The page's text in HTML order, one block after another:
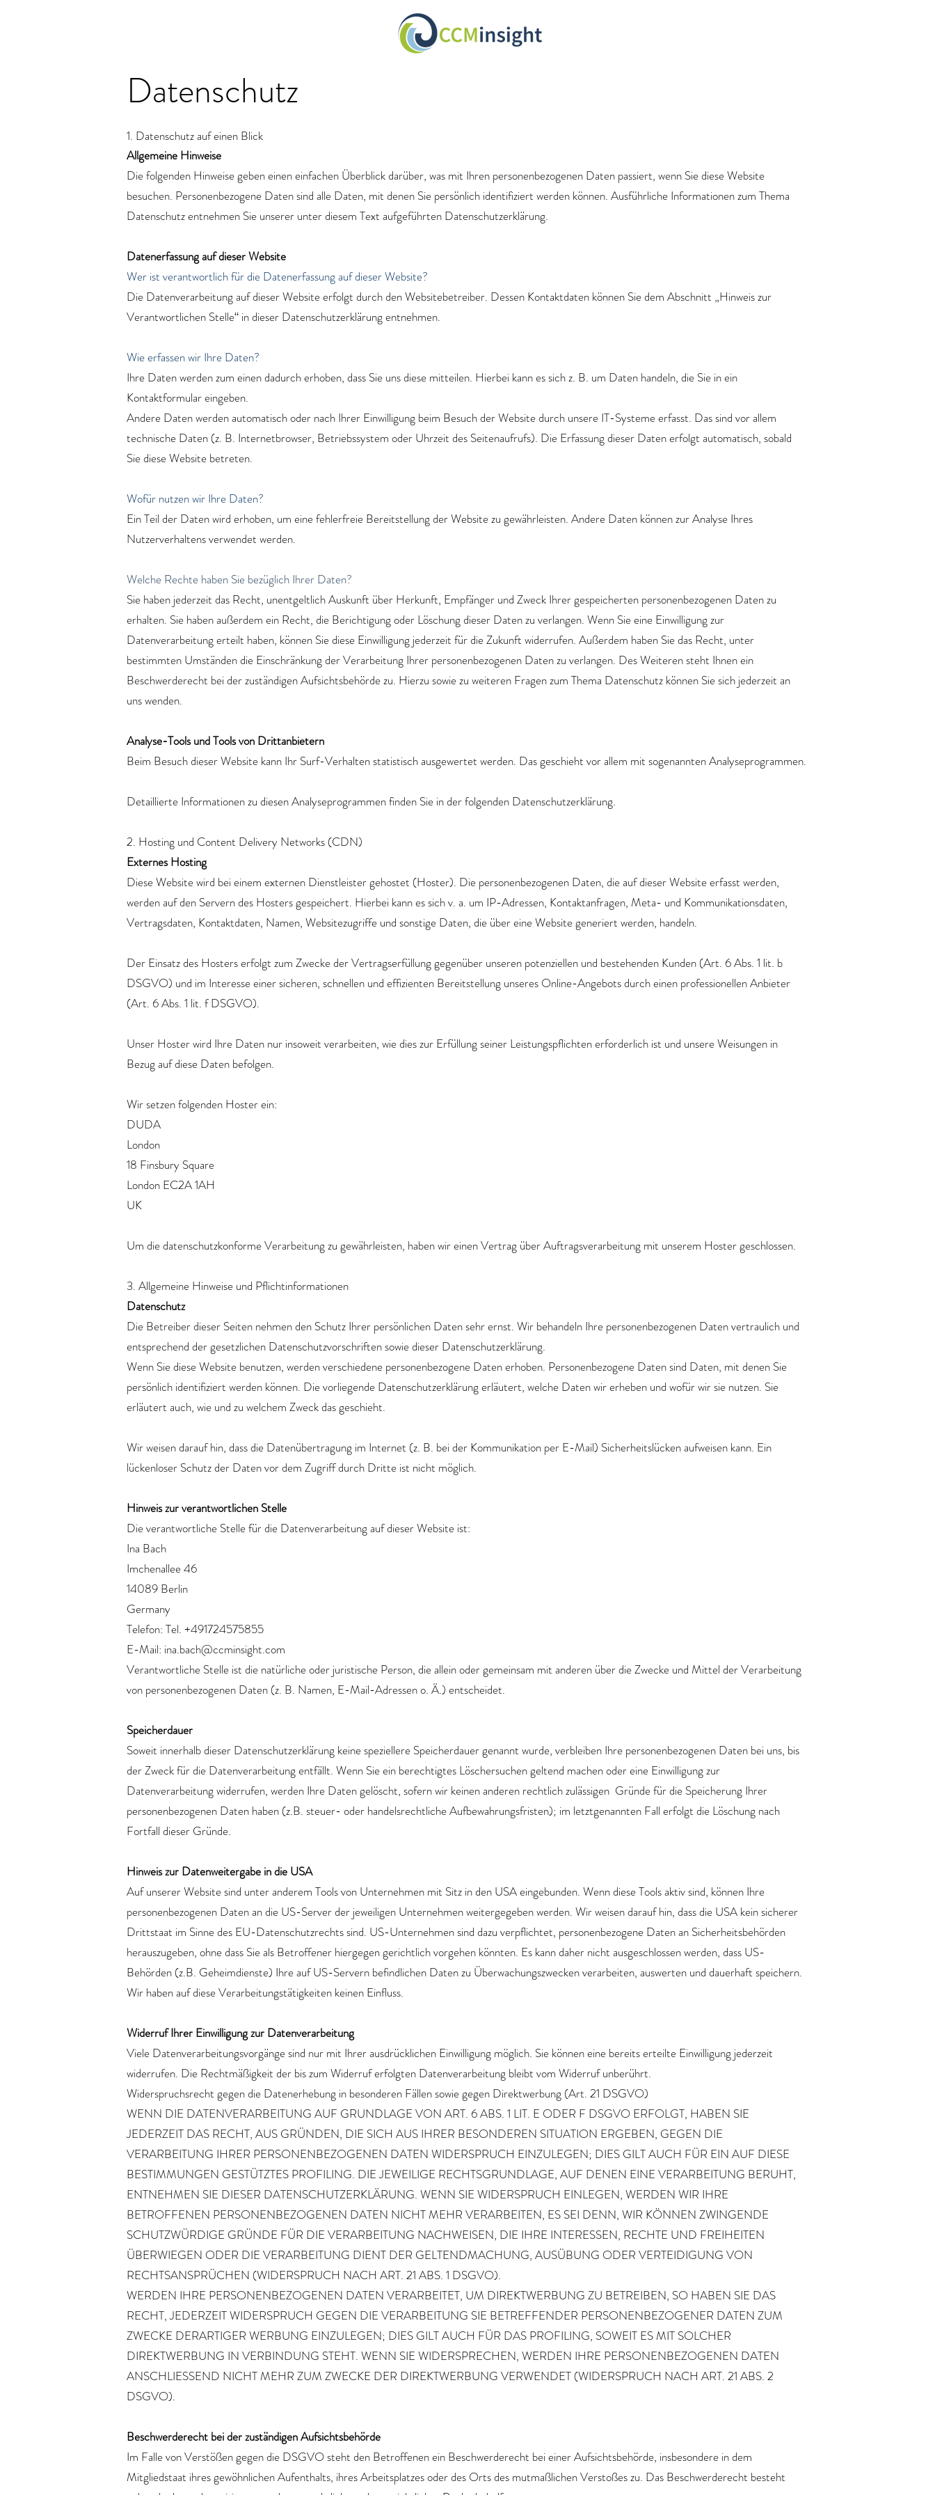
Datenschutz
1. Datenschutz auf einen Blick
Allgemeine Hinweise
Die folgenden Hinweise geben einen einfachen Überblick darüber, was mit Ihren personenbezogenen Daten passiert, wenn Sie diese Website
besuchen. Personenbezogene Daten sind alle Daten, mit denen Sie persönlich identifiziert werden können. Ausführliche Informationen zum Thema
Datenschutz entnehmen Sie unserer unter diesem Text aufgeführten Datenschutzerklärung.
Datenerfassung auf dieser Website
Wer ist verantwortlich für die Datenerfassung auf dieser Website?
Die Datenverarbeitung auf dieser Website erfolgt durch den Websitebetreiber. Dessen Kontaktdaten können Sie dem Abschnitt „Hinweis zur
Verantwortlichen Stelle“ in dieser Datenschutzerklärung entnehmen.
Wie erfassen wir Ihre Daten?
Ihre Daten werden zum einen dadurch erhoben, dass Sie uns diese mitteilen. Hierbei kann es sich z. B. um Daten handeln, die Sie in ein
Kontaktformular eingeben.
Andere Daten werden automatisch oder nach Ihrer Einwilligung beim Besuch der Website durch unsere IT-Systeme erfasst. Das sind vor allem
technische Daten (z. B. Internetbrowser, Betriebssystem oder Uhrzeit des Seitenaufrufs). Die Erfassung dieser Daten erfolgt automatisch, sobald
Sie diese Website betreten.
Wofür nutzen wir Ihre Daten?
Ein Teil der Daten wird erhoben, um eine fehlerfreie Bereitstellung der Website zu gewährleisten. Andere Daten können zur Analyse Ihres
Nutzerverhaltens verwendet werden.
Welche Rechte haben Sie bezüglich Ihrer Daten?
Sie haben jederzeit das Recht, unentgeltlich Auskunft über Herkunft, Empfänger und Zweck Ihrer gespeicherten personenbezogenen Daten zu
erhalten. Sie haben außerdem ein Recht, die Berichtigung oder Löschung dieser Daten zu verlangen. Wenn Sie eine Einwilligung zur
Datenverarbeitung erteilt haben, können Sie diese Einwilligung jederzeit für die Zukunft widerrufen. Außerdem haben Sie das Recht, unter
bestimmten Umständen die Einschränkung der Verarbeitung Ihrer personenbezogenen Daten zu verlangen. Des Weiteren steht Ihnen ein
Beschwerderecht bei der zuständigen Aufsichtsbehörde zu. Hierzu sowie zu weiteren Fragen zum Thema Datenschutz können Sie sich jederzeit an
uns wenden.
Analyse-Tools und Tools von Dritt­anbietern
Beim Besuch dieser Website kann Ihr Surf-Verhalten statistisch ausgewertet werden. Das geschieht vor allem mit sogenannten Analyseprogrammen.
Detaillierte Informationen zu diesen Analyseprogrammen finden Sie in der folgenden Datenschutzerklärung.
2. Hosting und Content Delivery Networks (CDN)
Externes Hosting
Diese Website wird bei einem externen Dienstleister gehostet (Hoster). Die personenbezogenen Daten, die auf dieser Website erfasst werden,
werden auf den Servern des Hosters gespeichert. Hierbei kann es sich v. a. um IP-Adressen, Kontaktanfragen, Meta- und Kommunikationsdaten,
Vertragsdaten, Kontaktdaten, Namen, Websitezugriffe und sonstige Daten, die über eine Website generiert werden, handeln.
Der Einsatz des Hosters erfolgt zum Zwecke der Vertragserfüllung gegenüber unseren potenziellen und bestehenden Kunden (Art. 6 Abs. 1 lit. b
DSGVO) und im Interesse einer sicheren, schnellen und effizienten Bereitstellung unseres Online-Angebots durch einen professionellen Anbieter
(Art. 6 Abs. 1 lit. f DSGVO).
Unser Hoster wird Ihre Daten nur insoweit verarbeiten, wie dies zur Erfüllung seiner Leistungspflichten erforderlich ist und unsere Weisungen in
Bezug auf diese Daten befolgen.
Wir setzen folgenden Hoster ein:
DUDA
London
18 Finsbury Square
London EC2A 1AH
UK
Um die datenschutzkonforme Verarbeitung zu gewährleisten, haben wir einen Vertrag über Auftragsverarbeitung mit unserem Hoster geschlossen.
3. Allgemeine Hinweise und Pflicht­informationen
Datenschutz
Die Betreiber dieser Seiten nehmen den Schutz Ihrer persönlichen Daten sehr ernst. Wir behandeln Ihre personenbezogenen Daten vertraulich und
entsprechend der gesetzlichen Datenschutzvorschriften sowie dieser Datenschutzerklärung.
Wenn Sie diese Website benutzen, werden verschiedene personenbezogene Daten erhoben. Personenbezogene Daten sind Daten, mit denen Sie
persönlich identifiziert werden können. Die vorliegende Datenschutzerklärung erläutert, welche Daten wir erheben und wofür wir sie nutzen. Sie
erläutert auch, wie und zu welchem Zweck das geschieht.
Wir weisen darauf hin, dass die Datenübertragung im Internet (z. B. bei der Kommunikation per E-Mail) Sicherheitslücken aufweisen kann. Ein
lückenloser Schutz der Daten vor dem Zugriff durch Dritte ist nicht möglich.
Hinweis zur verantwortlichen Stelle
Die verantwortliche Stelle für die Datenverarbeitung auf dieser Website ist:
Ina Bach
Imchenallee 46
14089 Berlin
Germany
Telefon: Tel. +491724575855
E-Mail: ina.bach@ccminsight.com
Verantwortliche Stelle ist die natürliche oder juristische Person, die allein oder gemeinsam mit anderen über die Zwecke und Mittel der Verarbeitung
von personenbezogenen Daten (z. B. Namen, E-Mail-Adressen o. Ä.) entscheidet.
Speicherdauer
Soweit innerhalb dieser Datenschutzerklärung keine speziellere Speicherdauer genannt wurde, verbleiben Ihre personenbezogenen Daten bei uns, bis
der Zweck für die Datenverarbeitung entfällt. Wenn Sie ein berechtigtes Löschersuchen geltend machen oder eine Einwilligung zur
Datenverarbeitung widerrufen, werden Ihre Daten gelöscht, sofern wir keinen anderen rechtlich zulässigen Gründe für die Speicherung Ihrer
personenbezogenen Daten haben (z.B. steuer- oder handelsrechtliche Aufbewahrungsfristen); im letztgenannten Fall erfolgt die Löschung nach
Fortfall dieser Gründe.
Hinweis zur Datenweitergabe in die USA
Auf unserer Website sind unter anderem Tools von Unternehmen mit Sitz in den USA eingebunden. Wenn diese Tools aktiv sind, können Ihre
personenbezogenen Daten an die US-Server der jeweiligen Unternehmen weitergegeben werden. Wir weisen darauf hin, dass die USA kein sicherer
Drittstaat im Sinne des EU-Datenschutzrechts sind. US-Unternehmen sind dazu verpflichtet, personenbezogene Daten an Sicherheitsbehörden
herauszugeben, ohne dass Sie als Betroffener hiergegen gerichtlich vorgehen könnten. Es kann daher nicht ausgeschlossen werden, dass US-
Behörden (z.B. Geheimdienste) Ihre auf US-Servern befindlichen Daten zu Überwachungszwecken verarbeiten, auswerten und dauerhaft speichern.
Wir haben auf diese Verarbeitungstätigkeiten keinen Einfluss.
Widerruf Ihrer Einwilligung zur Datenverarbeitung
Viele Datenverarbeitungsvorgänge sind nur mit Ihrer ausdrücklichen Einwilligung möglich. Sie können eine bereits erteilte Einwilligung jederzeit
widerrufen. Die Rechtmäßigkeit der bis zum Widerruf erfolgten Datenverarbeitung bleibt vom Widerruf unberührt.
Widerspruchsrecht gegen die Datenerhebung in besonderen Fällen sowie gegen Direktwerbung (Art. 21 DSGVO)
WENN DIE DATENVERARBEITUNG AUF GRUNDLAGE VON ART. 6 ABS. 1 LIT. E ODER F DSGVO ERFOLGT, HABEN SIE
JEDERZEIT DAS RECHT, AUS GRÜNDEN, DIE SICH AUS IHRER BESONDEREN SITUATION ERGEBEN, GEGEN DIE
VERARBEITUNG IHRER PERSONENBEZOGENEN DATEN WIDERSPRUCH EINZULEGEN; DIES GILT AUCH FÜR EIN AUF DIESE
BESTIMMUNGEN GESTÜTZTES PROFILING. DIE JEWEILIGE RECHTSGRUNDLAGE, AUF DENEN EINE VERARBEITUNG BERUHT,
ENTNEHMEN SIE DIESER DATENSCHUTZERKLÄRUNG. WENN SIE WIDERSPRUCH EINLEGEN, WERDEN WIR IHRE
BETROFFENEN PERSONENBEZOGENEN DATEN NICHT MEHR VERARBEITEN, ES SEI DENN, WIR KÖNNEN ZWINGENDE
SCHUTZWÜRDIGE GRÜNDE FÜR DIE VERARBEITUNG NACHWEISEN, DIE IHRE INTERESSEN, RECHTE UND FREIHEITEN
ÜBERWIEGEN ODER DIE VERARBEITUNG DIENT DER GELTENDMACHUNG, AUSÜBUNG ODER VERTEIDIGUNG VON
RECHTSANSPRÜCHEN (WIDERSPRUCH NACH ART. 21 ABS. 1 DSGVO).
WERDEN IHRE PERSONENBEZOGENEN DATEN VERARBEITET, UM DIREKTWERBUNG ZU BETREIBEN, SO HABEN SIE DAS
RECHT, JEDERZEIT WIDERSPRUCH GEGEN DIE VERARBEITUNG SIE BETREFFENDER PERSONENBEZOGENER DATEN ZUM
ZWECKE DERARTIGER WERBUNG EINZULEGEN; DIES GILT AUCH FÜR DAS PROFILING, SOWEIT ES MIT SOLCHER
DIREKTWERBUNG IN VERBINDUNG STEHT. WENN SIE WIDERSPRECHEN, WERDEN IHRE PERSONENBEZOGENEN DATEN
ANSCHLIESSEND NICHT MEHR ZUM ZWECKE DER DIREKTWERBUNG VERWENDET (WIDERSPRUCH NACH ART. 21 ABS. 2
DSGVO).
Beschwerde­recht bei der zuständigen Aufsichts­behörde
Im Falle von Verstößen gegen die DSGVO steht den Betroffenen ein Beschwerderecht bei einer Aufsichtsbehörde, insbesondere in dem
Mitgliedstaat ihres gewöhnlichen Aufenthalts, ihres Arbeitsplatzes oder des Orts des mutmaßlichen Verstoßes zu. Das Beschwerderecht besteht